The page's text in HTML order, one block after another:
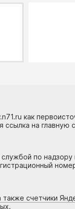
как
ссылка на главную
по надзору
также счетчики